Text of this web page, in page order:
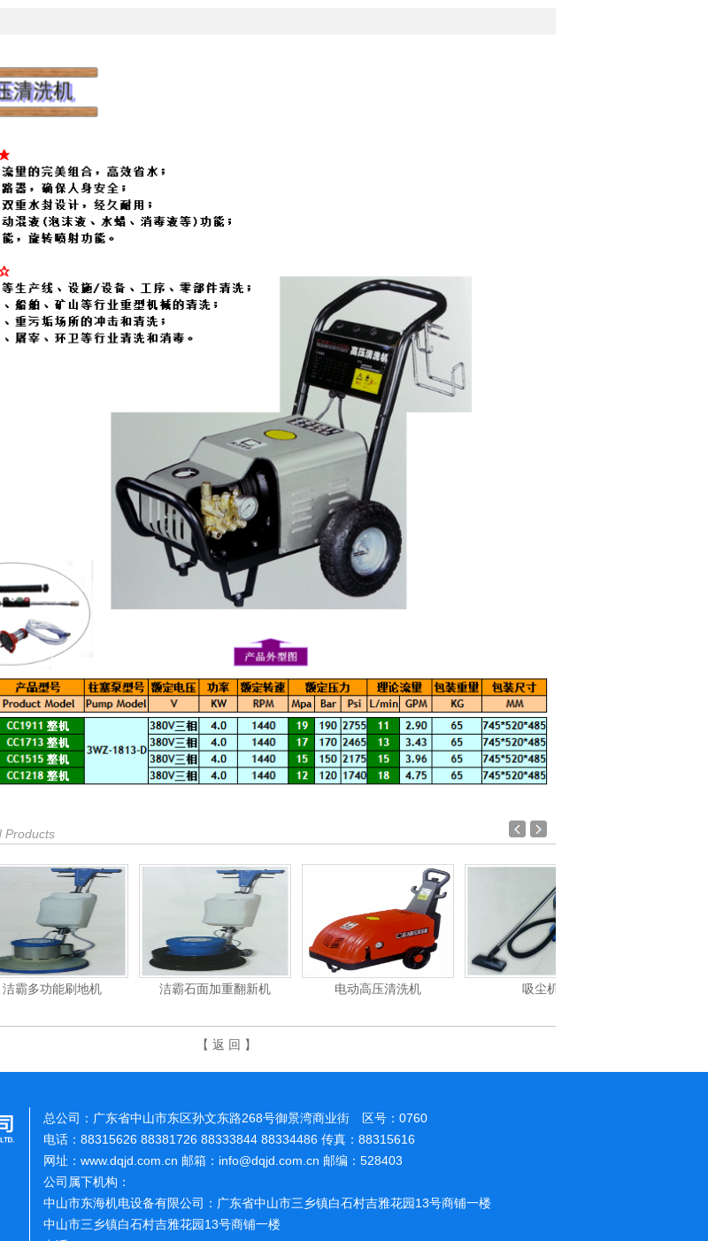
Products
地机 洁霸石面加重翻新机 电动高压清洗机
【 返 回 】
总公司：广东省中山市东区孙文东路268号御景湾商业街 区号：0760
电话：88315626 88381726 88333844 88334486 传真：88315616
网址：www.dqjd.com.cn 邮箱：info@dqjd.com.cn 邮编：528403
公司属下机构：
中山市东海机电设备有限公司：广东省中山市三乡镇白石村吉雅花园13号商铺一楼
中山市三乡镇白石村吉雅花园13号商铺一楼